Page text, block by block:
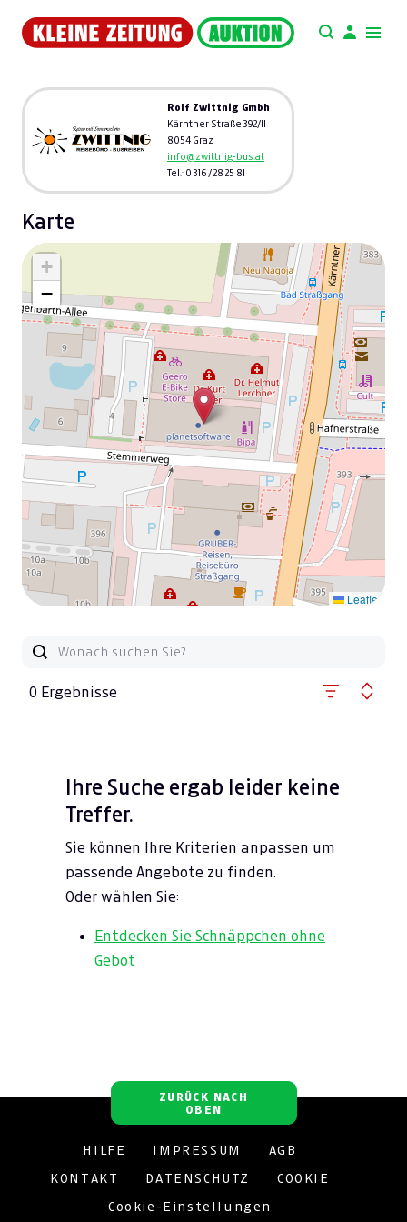
Rolf Zwittnig Gmbh
Kärntner Straße 392/II
8054 Graz
info@zwittnig-bus.at
Tel.: 0 316 / 28 25 81
Karte
+
−
Leaflet
0 Ergebnisse
Ihre Suche ergab leider keine
Treffer.
Sie können Ihre Kriterien anpassen um
passende Angebote zu finden.
Oder wählen Sie:
Entdecken Sie Schnäppchen ohne
Gebot
ZURÜCK NACH
OBEN
HILFE IMPRESSUM AGB
KONTAKT DATENSCHUTZ COOKIE
Cookie-Einstellungen